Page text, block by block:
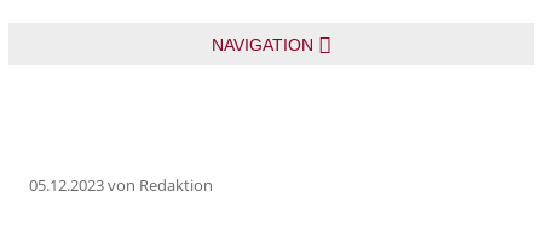
NAVIGATION
05.12.2023von Redaktion